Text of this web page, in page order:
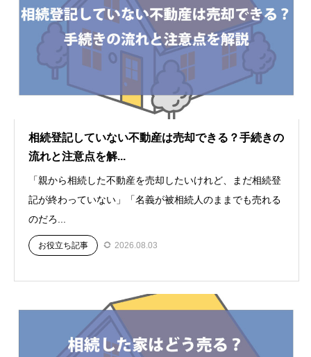
相続登記していない不動産は売却できる？手続きの
流れと注意点を解...
「親から相続した不動産を売却したいけれど、まだ相続登
記が終わっていない」「名義が被相続人のままでも売れる
のだろ...
お役立ち記事 2026.08.03